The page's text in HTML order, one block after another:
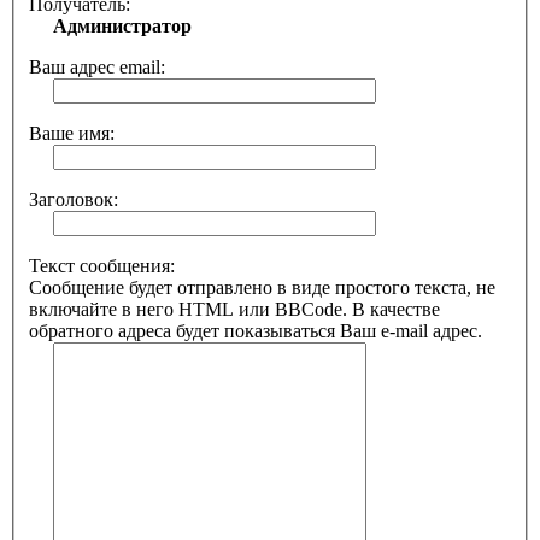
Администратор
Ваш адрес email:
Ваше имя:
Заголовок:
Текст сообщения:
Сообщение будет отправлено в виде простого текста, не
включайте в него HTML или BBCode. В качестве
обратного адреса будет показываться Ваш e-mail адрес.